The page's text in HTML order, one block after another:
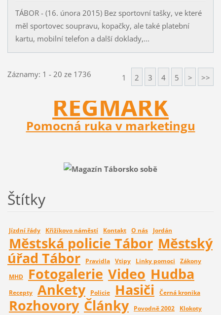
TÁBOR - (16. února 2015) Bez sportovní tašky, ve které
měl sportovec soupravu, kopačky, ale také platební
kartu, mobilní telefon a další doklady,...
Záznamy: 1 - 20 ze 1736 1 2 3 4 5 > >>
REGMARK
Pomocná ruka v marketingu
Štítky
Jízdní řády Křižíkovo náměstí Kontakt O nás Jordán
Městská policie Tábor Městský
úřad Tábor
Pravidla Vtipy Linky pomoci
Zákony
MHD
Fotogalerie Video Hudba
Recepty Ankety Policie Hasiči Černá kronika
Rozhovory Články Povodně 2002 Klokoty